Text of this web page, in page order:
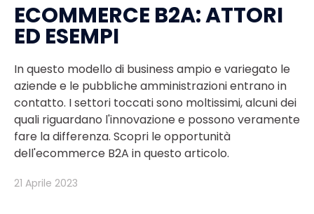
ECOMMERCE B2A: ATTORI
ED ESEMPI
In questo modello di business ampio e variegato le
aziende e le pubbliche amministrazioni entrano in
contatto. I settori toccati sono moltissimi, alcuni dei
quali riguardano l'innovazione e possono veramente
fare la differenza. Scopri le opportunità
dell'ecommerce B2A in questo articolo.
21 Aprile 2023